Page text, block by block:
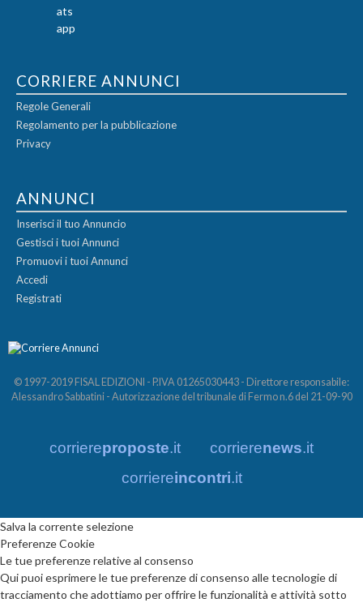
CORRIERE ANNUNCI
Regole Generali
Regolamento per la pubblicazione
Privacy
ANNUNCI
Inserisci il tuo Annuncio
Gestisci i tuoi Annunci
Promuovi i tuoi Annunci
Accedi
Registrati
© 1997-2019 FISAL EDIZIONI - P.IVA 01265030443 - Direttore responsabile:
Alessandro Sabbatini - Autorizzazione del tribunale di Fermo n.6 del 21-09-90
corriereproposte.it corrierenews.it
corriereincontri.it
Salva la corrente selezione
Preferenze Cookie
Le tue preferenze relative al consenso
Qui puoi esprimere le tue preferenze di consenso alle tecnologie di
tracciamento che adottiamo per offrire le funzionalità e attività sotto